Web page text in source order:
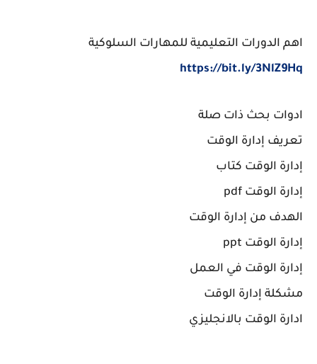
اهم الدورات التعليمية للمهارات السلوكية
https://bit.ly/3NlZ9Hq
ادوات بحث ذات صلة
تعريف إدارة الوقت
إدارة الوقت كتاب
إدارة الوقت pdf
الهدف من إدارة الوقت
إدارة الوقت ppt
إدارة الوقت في العمل
مشكلة إدارة الوقت
ادارة الوقت بالانجليزي